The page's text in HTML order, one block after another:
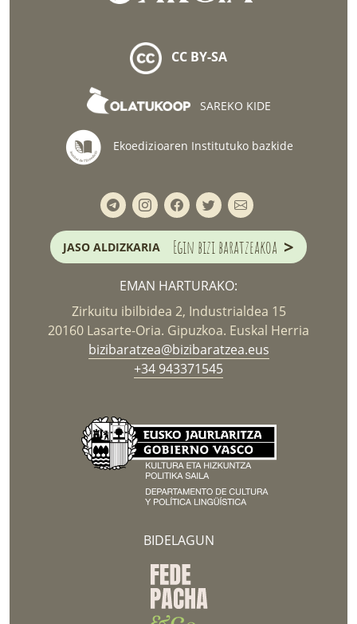
CC BY-SA
SAREKO KIDE
Ekoedizioaren Institutuko bazkide
JASO ALDIZKARIA Egin bizi baratzeakoa >
EMAN HARTURAKO:
Zirkuitu ibilbidea 2, Industrialdea 15
20160 Lasarte-Oria. Gipuzkoa. Euskal Herria
bizibaratzea@bizibaratzea.eus
+34 943371545
BIDELAGUN